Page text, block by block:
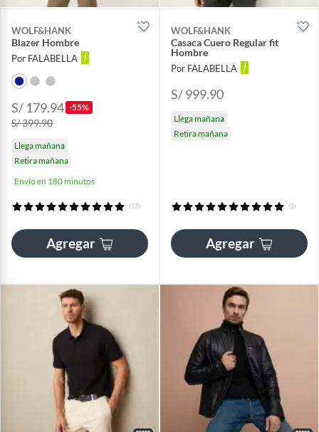
WOLF&HANK
Blazer Hombre
Por FALABELLA
S/ 179.94 -55%
S/ 399.90
Llega mañana
Retira mañana
Envío en 180 minutos
(17)
Agregar
WOLF&HANK
Casaca Cuero Regular fit
Hombre
Por FALABELLA
S/ 999.90
Llega mañana
Retira mañana
(2)
Agregar